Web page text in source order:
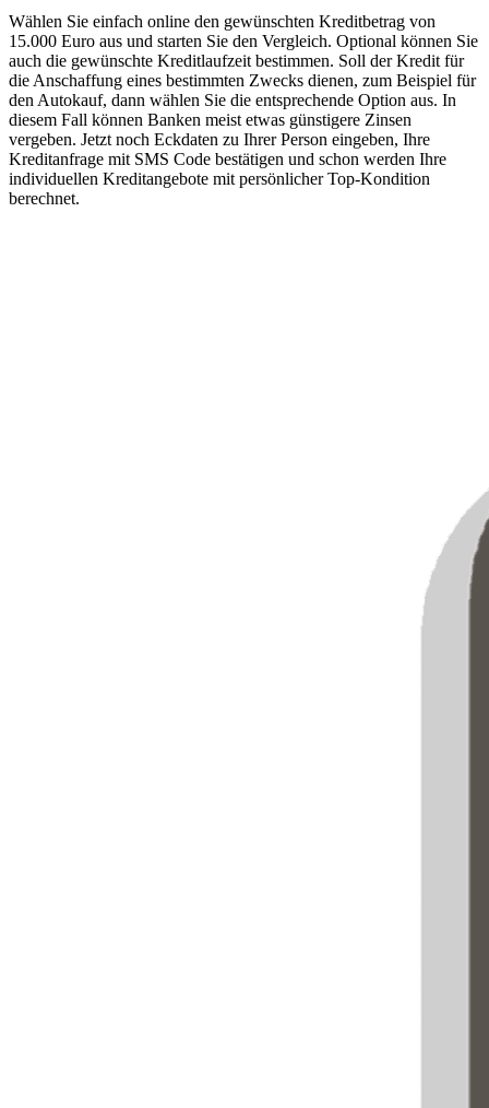
Wählen Sie einfach online den gewünschten Kreditbetrag von
15.000 Euro aus und starten Sie den Vergleich. Optional können Sie
auch die gewünschte Kreditlaufzeit bestimmen. Soll der Kredit für
die Anschaffung eines bestimmten Zwecks dienen, zum Beispiel für
den Autokauf, dann wählen Sie die entsprechende Option aus. In
diesem Fall können Banken meist etwas günstigere Zinsen
vergeben. Jetzt noch Eckdaten zu Ihrer Person eingeben, Ihre
Kreditanfrage mit SMS Code bestätigen und schon werden Ihre
individuellen Kreditangebote mit persönlicher Top-Kondition
berechnet.